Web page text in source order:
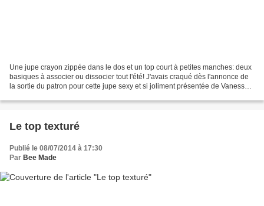
Une jupe crayon zippée dans le dos et un top court à petites manches: deux
basiques à associer ou dissocier tout l'été! J'avais craqué dès l'annonce de
la sortie du patron pour cette jupe sexy et si joliment présentée de Vanessa
Le top texturé
Publié le 08/07/2014 à 17:30
Par Bee Made